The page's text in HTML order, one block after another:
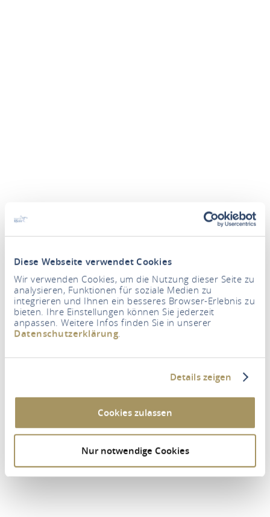
Diese Webseite verwendet Cookies
Wir verwenden Cookies, um die Nutzung dieser Seite zu
analysieren, Funktionen für soziale Medien zu
integrieren und Ihnen ein besseres Browser-Erlebnis zu
bieten. Ihre Einstellungen können Sie jederzeit
anpassen. Weitere Infos finden Sie in unserer
Datenschutzerklärung.
Details zeigen
Cookies zulassen
Nur notwendige Cookies